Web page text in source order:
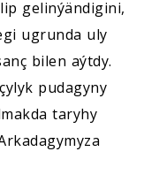
gelinýändigini,
ugrunda uly
bilen aýtdy.
pudagyny
taryhy